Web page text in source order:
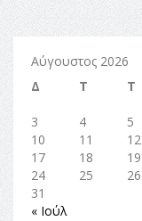
Αύγουστος 2026
Δ
Τ Τ
3
4 5
10
11 12
17
18 19
24
25 26
31
« Ιούλ